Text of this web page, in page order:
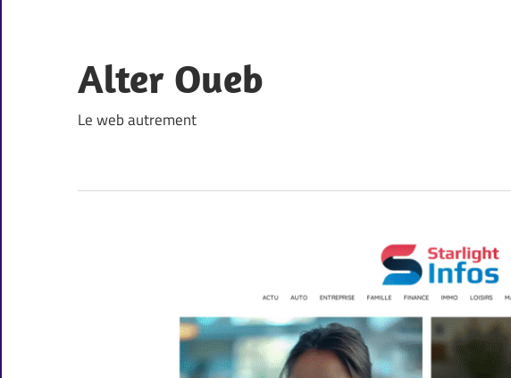
content
Alter Oueb
Le web autrement